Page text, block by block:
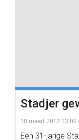
Stadjer
18 maart 2012 13:00
Een 31-jarige